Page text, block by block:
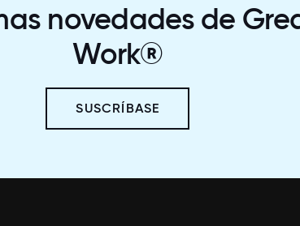
novedades de
Work®
SUSCRÍBASE